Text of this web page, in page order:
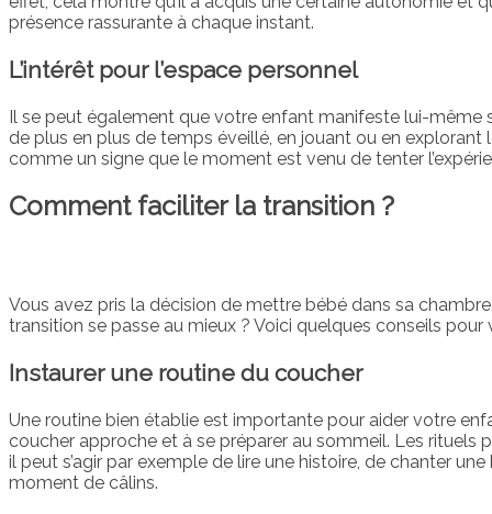
présence rassurante à chaque instant.
L’intérêt pour l’espace personnel
Il se peut également que votre enfant manifeste lui-même
de plus en plus de temps éveillé, en jouant ou en explorant
comme un signe que le moment est venu de tenter
Comment faciliter la transition ?
Vous avez pris la décision de mettre bébé dans sa
transition se passe au mieux ? Voici quelques conseils
Instaurer une routine du coucher
Une routine bien établie est importante pour aider votre
coucher approche et à se préparer au sommeil. Les rituels
il peut s’agir par exemple de lire une histoire, de chanter
moment de câlins.